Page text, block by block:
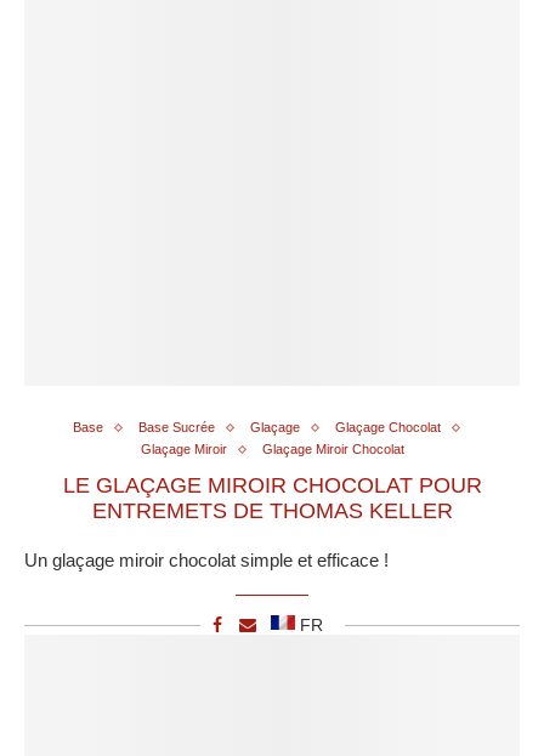
Base Base Sucrée Glaçage
Glaçage Chocolat
Glaçage Miroir
Glaçage Miroir Chocolat
LE GLAÇAGE MIROIR CHOCOLAT POUR
ENTREMETS DE THOMAS KELLER
Un glaçage miroir chocolat simple et efficace !
FR